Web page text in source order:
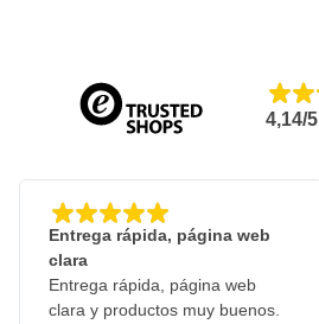
4,14/5
Entrega rápida, página web
clara
Entrega rápida, página web
clara y productos muy buenos.